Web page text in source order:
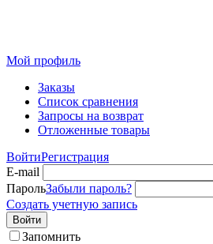
Мой профиль
Заказы
Список сравнения
Запросы на возврат
Отложенные товары
ВойтиРегистрация
E-mail
ПарольЗабыли пароль?
Создать учетную запись
Войти
Запомнить